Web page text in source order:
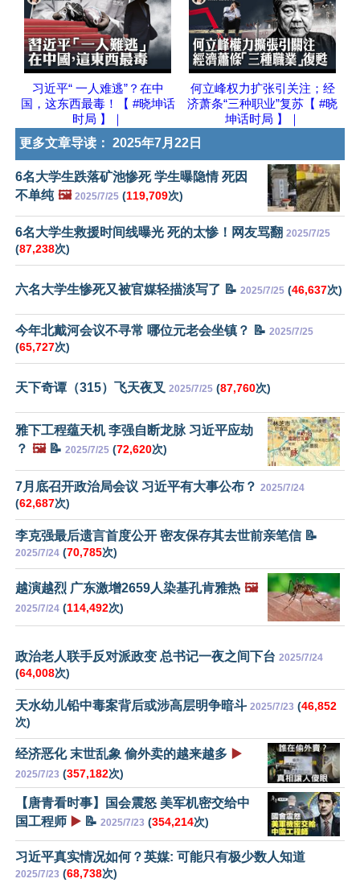
习近平“ 一人难逃”？在中
国，这东西最毒！【 #晓坤话
时局 】｜
何立峰权力扩张引关注；经
济萧条“三种职业”复苏【 #晓
坤话时局 】｜
更多文章导读： 2025年7月22日
6名大学生跌落矿池惨死 学生曝隐情 死因
不单纯 🖼️ 2025/7/25 (119,709次)
6名大学生救援时间线曝光 死的太惨！网友骂翻 2025/7/25
(87,238次)
六名大学生惨死又被官媒轻描淡写了 📝 2025/7/25 (46,637次)
今年北戴河会议不寻常 哪位元老会坐镇？ 📝 2025/7/25
(65,727次)
天下奇谭（315）飞天夜叉 2025/7/25 (87,760次)
雅下工程蕴天机 李强自断龙脉 习近平应劫
？ 🖼️📝 2025/7/25 (72,620次)
7月底召开政治局会议 习近平有大事公布？ 2025/7/24
(62,687次)
李克强最后遗言首度公开 密友保存其去世前亲笔信 📝
2025/7/24 (70,785次)
越演越烈 广东激增2659人染基孔肯雅热 🖼️
2025/7/24 (114,492次)
政治老人联手反对派政变 总书记一夜之间下台 2025/7/24
(64,008次)
天水幼儿铅中毒案背后或涉高层明争暗斗 2025/7/23 (46,852
次)
经济恶化 末世乱象 偷外卖的越来越多 ▶️
2025/7/23 (357,182次)
【唐青看时事】国会震怒 美军机密交给中
国工程师 ▶️ 📝 2025/7/23 (354,214次)
习近平真实情况如何？英媒: 可能只有极少数人知道
2025/7/23 (68,738次)